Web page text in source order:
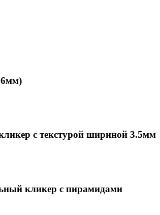
с текстурой шириной 3.5мм
кликер с пирамидами